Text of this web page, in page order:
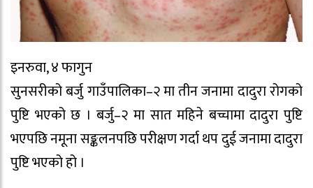
इनरुवा, ४ फागुन
सुनसरीको बर्जु गाउँपालिका–२ मा तीन जनामा दादुरा रोगको
पुष्टि भएको छ । बर्जु–२ मा सात महिने बच्चामा दादुरा पुष्टि
भएपछि नमूना सङ्कलनपछि परीक्षण गर्दा थप दुई जनामा दादुरा
पुष्टि भएको हो ।